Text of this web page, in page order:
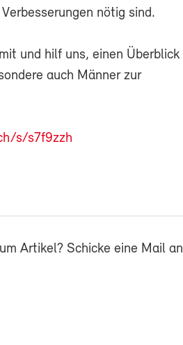
nötig sind.
und hilf uns, einen Überblick
auch Männer zur
s/s7f9zzh
Artikel? Schicke eine Mail an